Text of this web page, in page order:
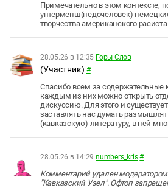
Примечательно в этом контексте,
унтерменш(недочеловек)
творчества американского
28.05.26 в 12:35 Горы Слов
(Участник) #
Спасибо всем за содержательные
каждым из них можно открыть
дискуссию. Для этого и
заставлять нас думать
(кавказскую) литературу, в ней
28.05.26 в 14:29 numbers_kris #
Комментарий удален
"Кавказский Узел". Офтоп